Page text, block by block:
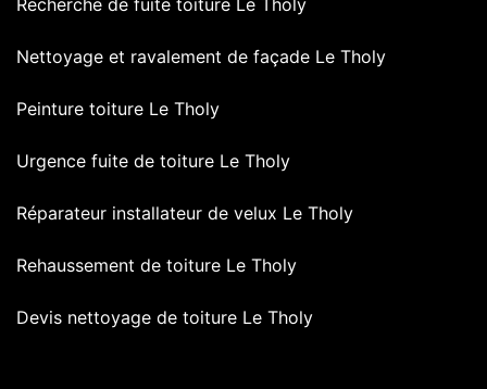
Nettoyage et ravalement de façade Le Tholy
Peinture toiture Le Tholy
Urgence fuite de toiture Le Tholy
Réparateur installateur de velux Le Tholy
Rehaussement de toiture Le Tholy
Devis nettoyage de toiture Le Tholy